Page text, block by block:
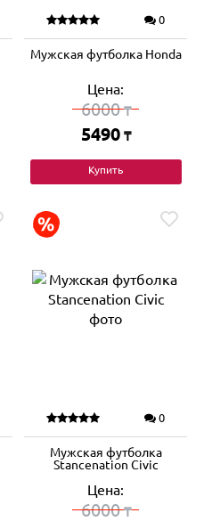
0
Мужская футболка Honda
Цена:
6000₸
5490 ₸
Купить
0
Мужская футболка
Stancenation Civic
Цена:
6000₸